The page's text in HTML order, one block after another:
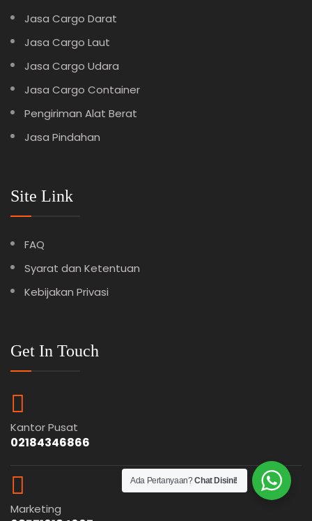
Jasa Cargo Darat
Jasa Cargo Laut
Jasa Cargo Udara
Jasa Cargo Container
Pengiriman Alat Berat
Jasa Pindahan
Site Link
FAQ
Syarat dan Ketentuan
Kebijakan Privasi
Get In Touch
Kantor Pusat
02184346866
Marketing
Ada Pertanyaan?Chat Disini!